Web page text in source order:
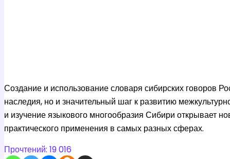
Создание и использование словаря сибирских говоров
наследия, но и значительный шаг к развитию
и изучение языкового многообразия Сибири открывает
практического применения в самых разных сферах.
Прочтений: 19 016